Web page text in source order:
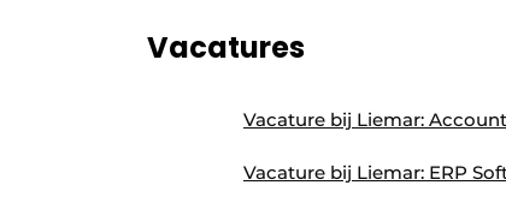
Vacatures
Vacature bij Liemar:
Vacature bij Liemar: ERP